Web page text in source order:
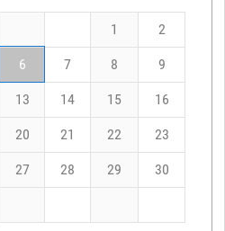
1 2
6 7 8 9
13 14 15 16
20 21 22 23
27 28 29 30